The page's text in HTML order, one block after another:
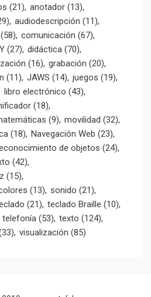
(21) anotador (13)
audiodescripción (11)
(58) comunicación (67)
(27) didáctica (70)
(16) grabación (20)
(11) JAWS (14) juegos (19)
libro electrónico (43)
(18)
(9) movilidad (32)
(18) Navegación Web (23)
de objetos (24)
(42)
(15)
(13) sonido (21)
(21) teclado Braille (10)
telefonía (53) texto (124)
visualización (85)